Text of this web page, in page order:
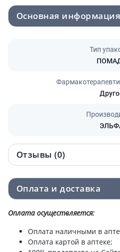
Основная информация
Тип
Отзывы (0)
Оплата и доставка
Оплата осуществляется:
Оплата наличными в
Оплата картой в аптеке;